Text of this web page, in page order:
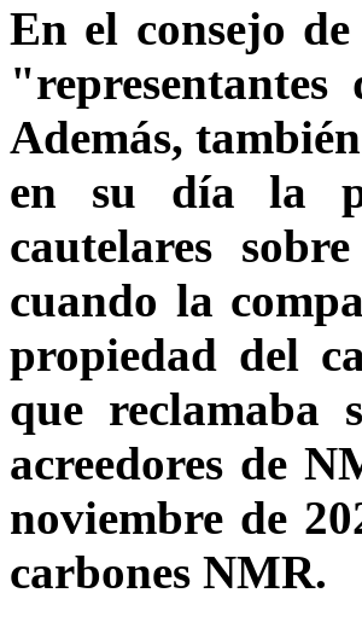
En el consejo
Además,
en su día la
cautelares
cuando la
propiedad del
que reclamaba
acreedores de
noviembre de
carbones NMR.